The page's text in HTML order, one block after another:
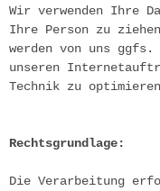
Wir verwenden Ihre
Ihre Person zu
werden von uns
unseren
Technik zu
Rechtsgrundlage:
Die Verarbeitung